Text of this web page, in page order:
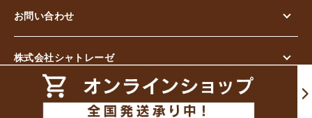
お問い合わせ
株式会社シャトレーゼ
© Chateraise Co.,Ltd. All Rights Reserved.